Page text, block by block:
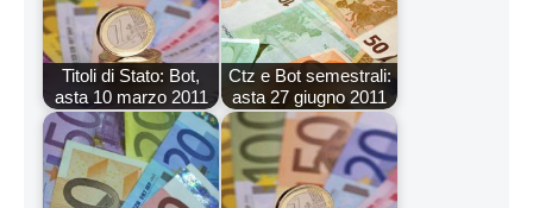
Titoli di Stato: Bot,
asta 10 marzo 2011
Ctz e Bot semestrali:
asta 27 giugno 2011